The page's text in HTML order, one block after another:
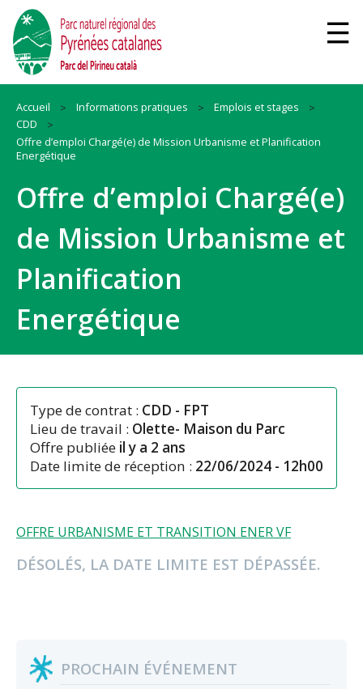
Accueil Informations pratiques
Emplois et stages
CDD
Offre d’emploi Chargé(e) de Mission Urbanisme et Planification
Energétique
Offre d’emploi Chargé(e)
de Mission Urbanisme et
Planification
Energétique
Type de contrat : CDD - FPT
Lieu de travail : Olette- Maison du Parc
Offre publiée il y a 2 ans
Date limite de réception : 22/06/2024 - 12h00
OFFRE URBANISME ET TRANSITION ENER VF
DÉSOLÉS, LA DATE LIMITE EST DÉPASSÉE.
PROCHAIN ÉVÉNEMENT